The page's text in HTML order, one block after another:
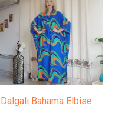
Dalgalı Bahama Elbise
var.
ürün